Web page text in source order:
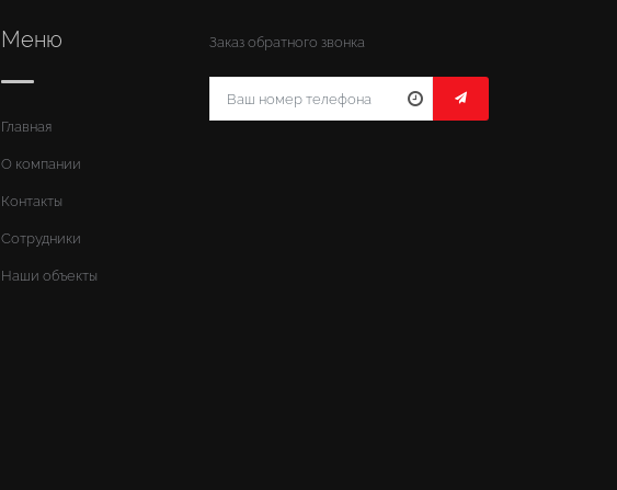
Меню
Главная
О компании
Контакты
Сотрудники
Наши объекты
Заказ обратного звонка